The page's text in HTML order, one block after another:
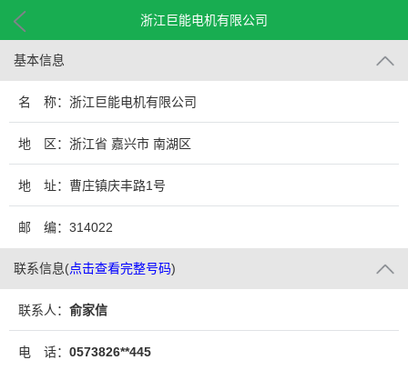
浙江巨能电机有限公司
基本信息
名 称：浙江巨能电机有限公司
地 区：浙江省 嘉兴市 南湖区
地 址：曹庄镇庆丰路1号
邮 编：314022
联系信息(点击查看完整号码)
联系人： 俞家信
电 话： 0573826**445